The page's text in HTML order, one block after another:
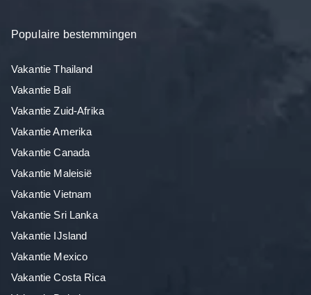
Populaire bestemmingen
Vakantie Thailand
Vakantie Bali
Vakantie Zuid-Afrika
Vakantie Amerika
Vakantie Canada
Vakantie Maleisië
Vakantie Vietnam
Vakantie Sri Lanka
Vakantie IJsland
Vakantie Mexico
Vakantie Costa Rica